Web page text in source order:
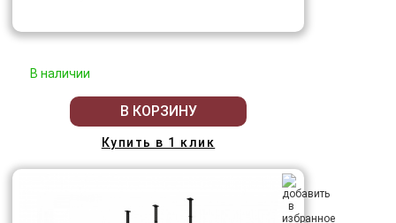
В наличии
В КОРЗИНУ
Купить в 1 клик